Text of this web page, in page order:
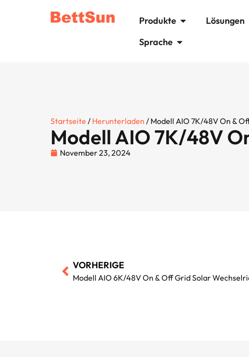
Produkte Lösungen
Sprache
Startseite / Herunterladen / Modell AIO 7K/48V On &
Modell AIO 7K/48V
November 23, 2024
VORHERIGE
Modell AIO 6K/48V On & Off Grid Solar